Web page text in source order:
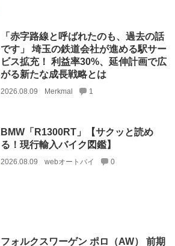
「赤字路線と呼ばれたのも、過去の話
です」 埼玉の鉄道会社が進める駅サー
ビス拡充！ 利益率30%、延伸計画で広
がる新たな成長戦略とは
2026.08.09 Merkmal 1
BMW「R1300RT」【サクッと読め
る！現行輸入バイク図鑑】
2026.08.09 webオートバイ 0
フォルクスワーゲン ポロ（AW） 前期